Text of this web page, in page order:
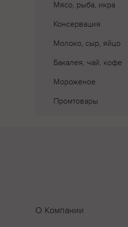
Мясо, рыба, икра
Консервация
Молоко, сыр, яйцо
Бакалея, чай, кофе
Мороженое
Промтовары
О Компании